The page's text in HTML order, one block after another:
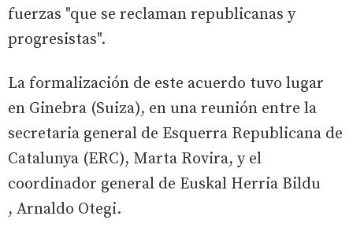
fuerzas "que se reclaman republicanas y
progresistas".
La formalización de este acuerdo tuvo lugar
en Ginebra (Suiza), en una reunión entre la
secretaria general de Esquerra Republicana de
Catalunya (ERC), Marta Rovira, y el
coordinador general de Euskal Herria Bildu
, Arnaldo Otegi.